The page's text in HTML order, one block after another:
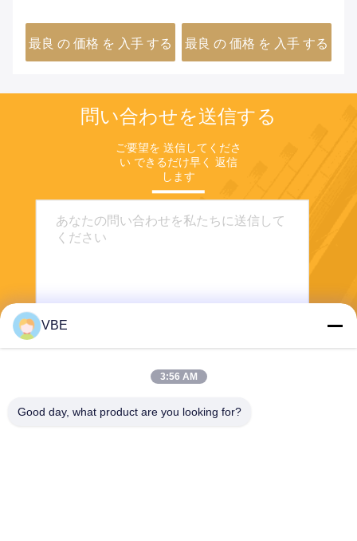
最良 の 価格 を 入手 する 最良 の 価格 を 入手 する
問い合わせを送信する
ご要望を 送信してくださ
い できるだけ早く 返信
します
VBE
3:56 AM
Good day, what product are you looking for?